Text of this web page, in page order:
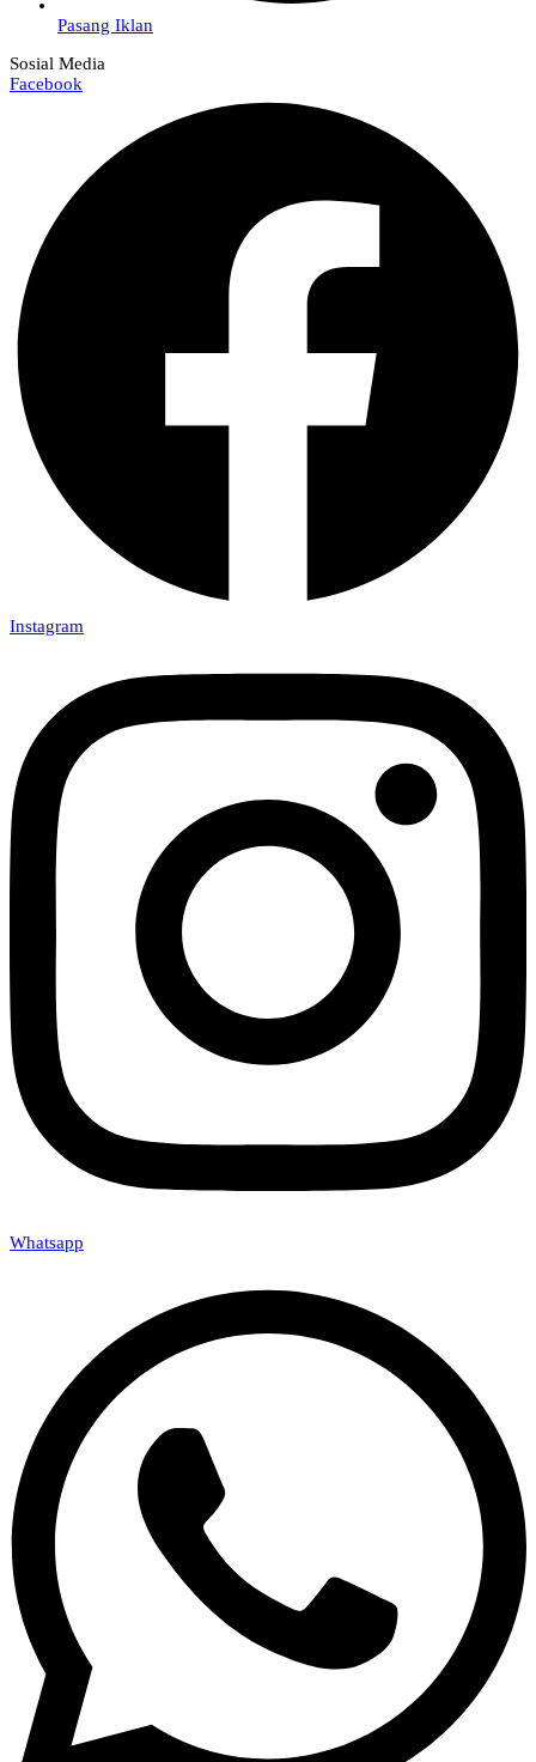
Pasang Iklan
Sosial Media
Facebook
Instagram
Whatsapp